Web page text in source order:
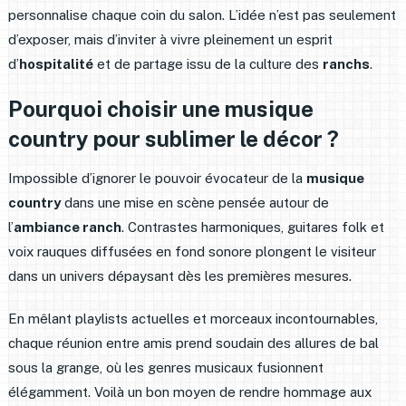
personnalise chaque coin du salon. L’idée n’est pas seulement
d’exposer, mais d’inviter à vivre pleinement un esprit
d’hospitalitéet de partage issu de la culture des ranchs.
Pourquoi choisir une musique
country pour sublimer le décor ?
Impossible d’ignorer le pouvoir évocateur de la musique
countrydans une mise en scène pensée autour de
l’ambiance ranch. Contrastes harmoniques, guitares folk et
voix rauques diffusées en fond sonore plongent le visiteur
dans un univers dépaysant dès les premières mesures.
En mêlant playlists actuelles et morceaux incontournables,
chaque réunion entre amis prend soudain des allures de bal
sous la grange, où les genres musicaux fusionnent
élégamment. Voilà un bon moyen de rendre hommage aux